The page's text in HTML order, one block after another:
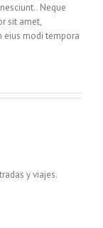
Neque
sit amet,
eius modi tempora
y viajes.